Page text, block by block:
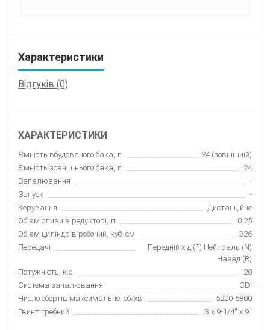
Характеристики
Відгуків (0)
ХАРАКТЕРИСТИКИ
Ємність вбудованого бака, л
24 (зовнішній)
Ємність зовнішнього бака, л
24
Запалювання
-
Запуск
-
Керування
Дистанційне
Об'єм оливи в редукторі, л
0.25
Об'єм циліндрів робочий, куб. cм
326
Передачі
Передній xід (F) Нейтраль (N)
Назад (R)
Потужність, к.с.
20
Система запалювання
CDI
Число обертів максимальне, об/хв
5200-5800
Ґвинт гребний
3 x 9-1/4'' x 9''